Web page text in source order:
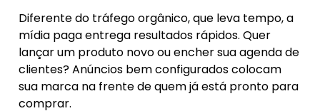
Diferente do tráfego orgânico, que leva tempo, a
mídia paga entrega resultados rápidos. Quer
lançar um produto novo ou encher sua agenda de
clientes? Anúncios bem configurados colocam
sua marca na frente de quem já está pronto para
comprar.